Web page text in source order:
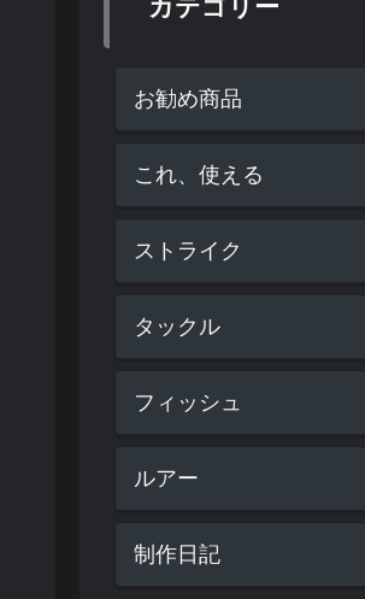
カテゴリー
お勧め商品
これ、使える
ストライク
タックル
フィッシュ
ルアー
制作日記